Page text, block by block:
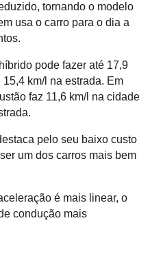
tornando o modelo
usa o carro para o dia a
pode fazer até 17,9
km/l na estrada. Em
faz 11,6 km/l na cidade
pelo seu baixo custo
um dos carros mais bem
é mais linear, o
condução mais